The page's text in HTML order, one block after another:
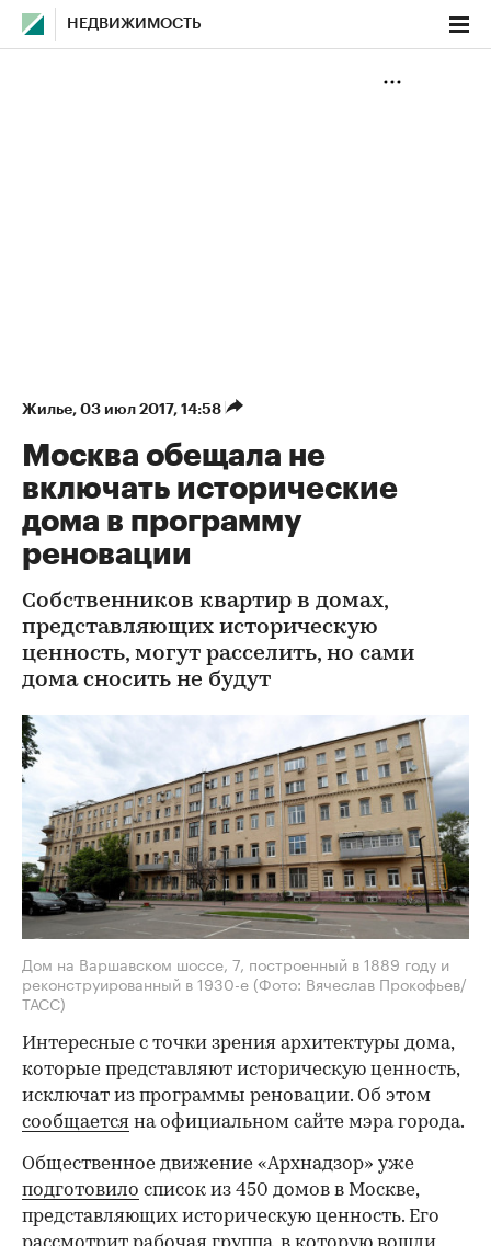
НЕДВИЖИМОСТЬ
Жилье⁠, 03 июл 2017, 14:58
Москва обещала не
включать исторические
дома в программу
реновации
Собственников квартир в домах,
представляющих историческую
ценность, могут расселить, но сами
дома сносить не будут
Дом на Варшавском шоссе, 7, построенный в 1889 году и
реконструированный в 1930-е (Фото: Вячеслав Прокофьев/
ТАСС)
Интересные с точки зрения архитектуры дома,
которые представляют историческую ценность,
исключат из программы реновации. Об этом
сообщается на официальном сайте мэра города.
Общественное движение «Архнадзор» уже
подготовило список из 450 домов в Москве,
представляющих историческую ценность. Его